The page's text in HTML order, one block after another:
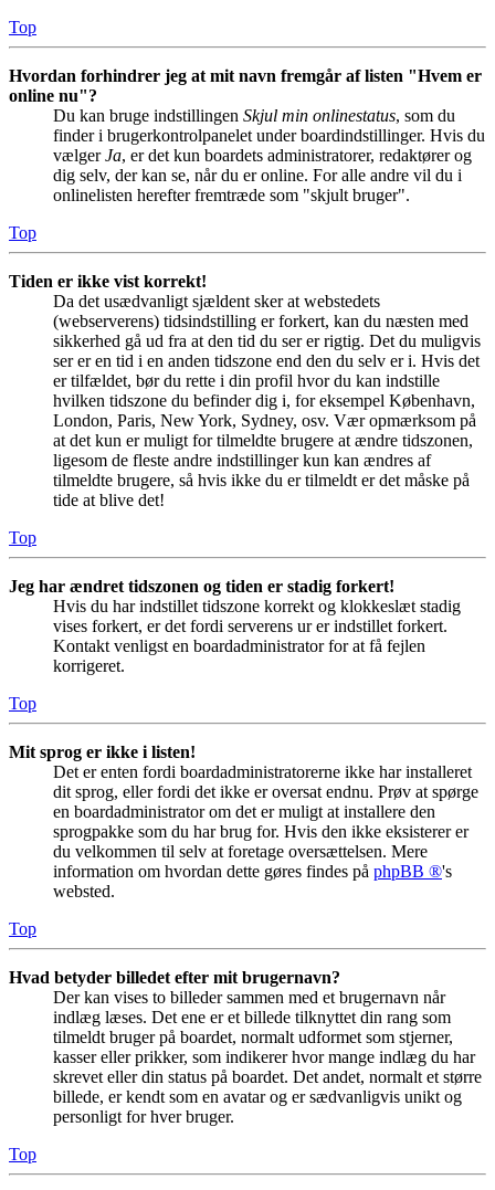
Top
Hvordan forhindrer jeg at mit navn fremgår af listen "Hvem er
online nu"?
Du kan bruge indstillingen Skjul min onlinestatus, som du
finder i brugerkontrolpanelet under boardindstillinger. Hvis du
vælgerJa, er det kun boardets administratorer, redaktører og
dig selv, der kan se, når du er online. For alle andre vil du i
onlinelisten herefter fremtræde som "skjult bruger".
Top
Tiden er ikke vist korrekt!
Da det usædvanligt sjældent sker at webstedets
(webserverens) tidsindstilling er forkert, kan du næsten med
sikkerhed gå ud fra at den tid du ser er rigtig. Det du muligvis
ser er en tid i en anden tidszone end den du selv er i. Hvis det
er tilfældet, bør du rette i din profil hvor du kan indstille
hvilken tidszone du befinder dig i, for eksempel København,
London, Paris, New York, Sydney, osv. Vær opmærksom på
at det kun er muligt for tilmeldte brugere at ændre tidszonen,
ligesom de fleste andre indstillinger kun kan ændres af
tilmeldte brugere, så hvis ikke du er tilmeldt er det måske på
tide at blive det!
Top
Jeg har ændret tidszonen og tiden er stadig forkert!
Hvis du har indstillet tidszone korrekt og klokkeslæt stadig
vises forkert, er det fordi serverens ur er indstillet forkert.
Kontakt venligst en boardadministrator for at få fejlen
korrigeret.
Top
Mit sprog er ikke i listen!
Det er enten fordi boardadministratorerne ikke har installeret
dit sprog, eller fordi det ikke er oversat endnu. Prøv at spørge
en boardadministrator om det er muligt at installere den
sprogpakke som du har brug for. Hvis den ikke eksisterer er
du velkommen til selv at foretage oversættelsen. Mere
information om hvordan dette gøres findes på phpBB ®'s
websted.
Top
Hvad betyder billedet efter mit brugernavn?
Der kan vises to billeder sammen med et brugernavn når
indlæg læses. Det ene er et billede tilknyttet din rang som
tilmeldt bruger på boardet, normalt udformet som stjerner,
kasser eller prikker, som indikerer hvor mange indlæg du har
skrevet eller din status på boardet. Det andet, normalt et større
billede, er kendt som en avatar og er sædvanligvis unikt og
personligt for hver bruger.
Top